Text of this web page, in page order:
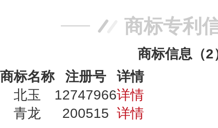
商标专利
商标信息（2
商标名称
注册号
详情
北玉
12747966详情
青龙
200515 详情